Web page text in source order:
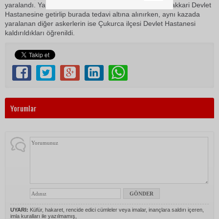
yaralandı. Yaralanan askerlerden 4’ü Ambulanslarla Hakkari Devlet
Hastanesine getirlip burada tedavi altına alınırken, aynı kazada
yaralanan diğer askerlerin ise Çukurca ilçesi Devlet Hastanesi
kaldırıldıkları öğrenildi.
Yorumlar
UYARI: Küfür, hakaret, rencide edici cümleler veya imalar, inançlara saldırı içeren,
imla kuralları ile yazılmamış,